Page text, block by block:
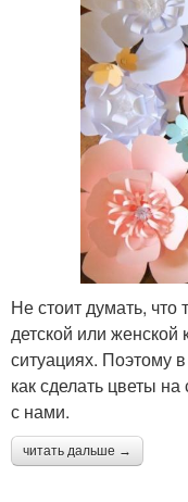
Не стоит думать,
детской или
ситуациях. Поэтому
как сделать цветы
с нами.
читать дальше →